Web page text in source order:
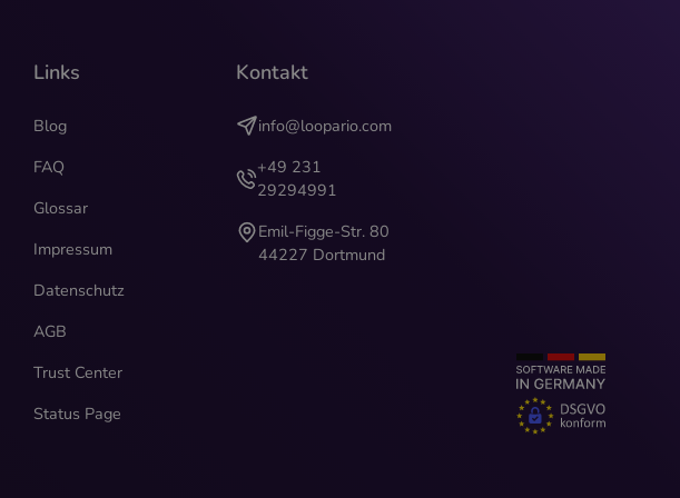
Links
Blog
FAQ
Glossar
Impressum
Datenschutz
AGB
Trust Center
Status Page
Kontakt
info@loopario.com
+49 231
29294991
Emil-Figge-Str. 80
44227 Dortmund